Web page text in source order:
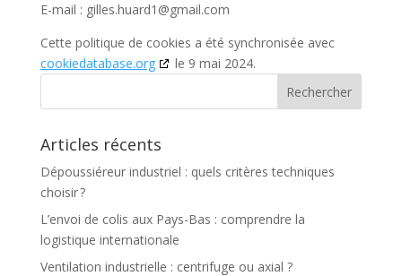
E-mail : gilles.huard1@gmail.com
Cette politique de cookies a été synchronisée avec
cookiedatabase.org
le 9 mai 2024.
Articles récents
Dépoussiéreur industriel : quels critères techniques
choisir ?
L’envoi de colis aux Pays-Bas : comprendre la
logistique internationale
Ventilation industrielle : centrifuge ou axial ?